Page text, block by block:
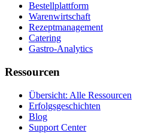
Bestellplattform
Warenwirtschaft
Rezeptmanagement
Catering
Gastro-Analytics
Ressourcen
Übersicht: Alle Ressourcen
Erfolgsgeschichten
Blog
Support Center